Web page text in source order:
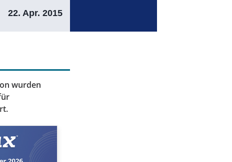
22. Apr. 2015
wurden